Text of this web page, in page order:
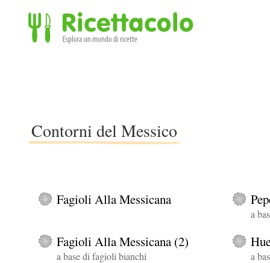
Contorni del Messico
Fagioli Alla Messicana
a
Fagioli Alla Messicana (2)
a base di fagioli bianchi a